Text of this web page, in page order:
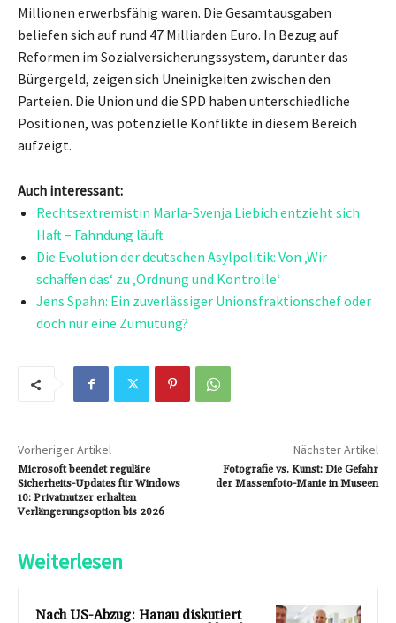
Millionen erwerbsfähig waren. Die Gesamtausgaben
beliefen sich auf rund 47 Milliarden Euro. In Bezug auf
Reformen im Sozialversicherungssystem, darunter das
Bürgergeld, zeigen sich Uneinigkeiten zwischen den
Parteien. Die Union und die SPD haben unterschiedliche
Positionen, was potenzielle Konflikte in diesem Bereich
aufzeigt.
Auch interessant:
Rechtsextremistin Marla-Svenja Liebich entzieht sich
Haft – Fahndung läuft
Die Evolution der deutschen Asylpolitik: Von ‚Wir
schaffen das‘ zu ‚Ordnung und Kontrolle‘
Jens Spahn: Ein zuverlässiger Unionsfraktionschef oder
doch nur eine Zumutung?
Vorheriger Artikel
Microsoft beendet reguläre
Sicherheits-Updates für Windows
10: Privatnutzer erhalten
Verlängerungsoption bis 2026
Nächster Artikel
Fotografie vs. Kunst: Die Gefahr
der Massenfoto-Manie in Museen
Weiterlesen
Nach US-Abzug: Hanau diskutiert